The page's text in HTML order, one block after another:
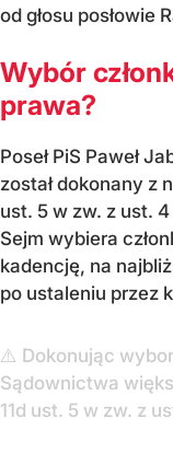
od głosu posłowie
Wybór
prawa?
Poseł PiS Paweł
został dokonany z
ust. 5 w zw. z ust.
Sejm wybiera
kadencję, na
po ustaleniu przez
⚠️ Dokonując
Sądownictwa
11d ust. 5 w zw. z